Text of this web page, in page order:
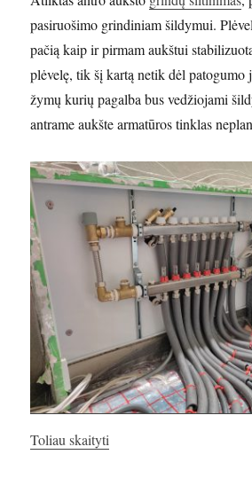
pasiruošimo grindiniam šildymui.
pačią kaip ir pirmam aukštui
plėvelę, tik šį kartą netik dėl patogumo
žymų kurių pagalba bus vedžiojami
antrame aukšte armatūros tinklas
Toliau skaityti